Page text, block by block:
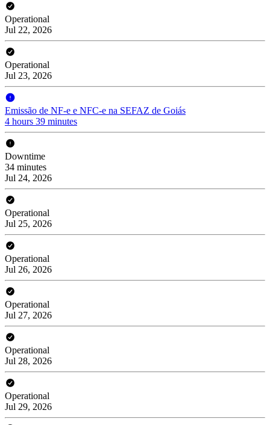
Operational
Jul 22, 2026
Operational
Jul 23, 2026
Emissão de NF-e e NFC-e na SEFAZ de Goiás
4 hours 39 minutes
Downtime
34 minutes
Jul 24, 2026
Operational
Jul 25, 2026
Operational
Jul 26, 2026
Operational
Jul 27, 2026
Operational
Jul 28, 2026
Operational
Jul 29, 2026